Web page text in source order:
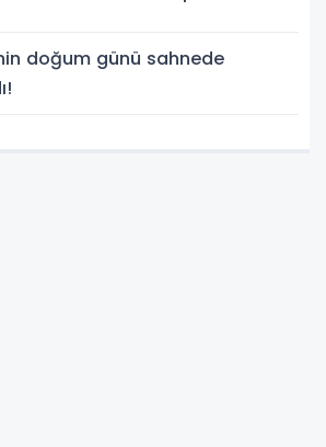
doğum günü sahnede